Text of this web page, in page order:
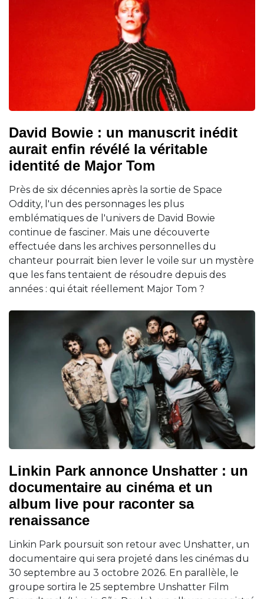
David Bowie : un manuscrit inédit
aurait enfin révélé la véritable
identité de Major Tom
Près de six décennies après la sortie de Space
Oddity, l'un des personnages les plus
emblématiques de l'univers de David Bowie
continue de fasciner. Mais une découverte
effectuée dans les archives personnelles du
chanteur pourrait bien lever le voile sur un mystère
que les fans tentaient de résoudre depuis des
années : qui était réellement Major Tom ?
Linkin Park annonce Unshatter : un
documentaire au cinéma et un
album live pour raconter sa
renaissance
Linkin Park poursuit son retour avec Unshatter, un
documentaire qui sera projeté dans les cinémas du
30 septembre au 3 octobre 2026. En parallèle, le
groupe sortira le 25 septembre Unshatter Film